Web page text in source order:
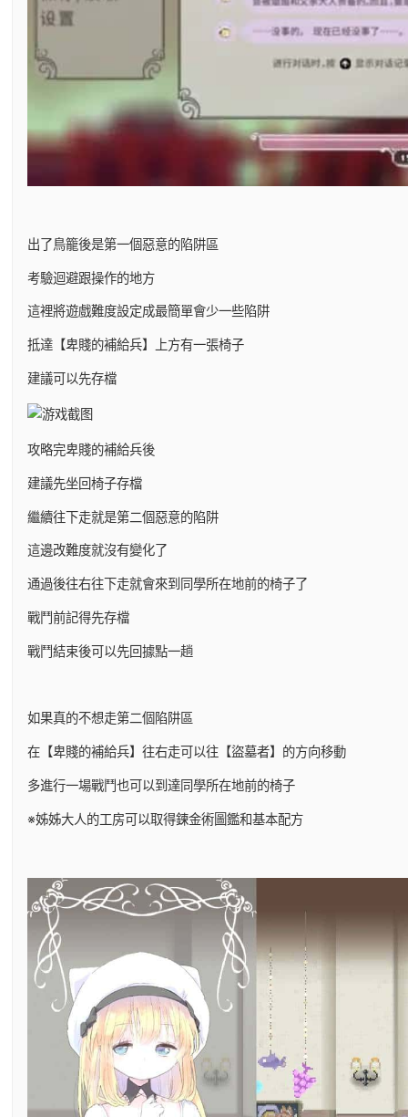
出了鳥籠後是第一個惡意的陷阱區
考驗迴避跟操作的地方
這裡將遊戲難度設定成最簡單會少一些陷阱
抵達【卑賤的補給兵】上方有一張椅子
建議可以先存檔
攻略完卑賤的補給兵後
建議先坐回椅子存檔
繼續往下走就是第二個惡意的陷阱
這邊改難度就沒有變化了
通過後往右往下走就會來到同學所在地前的椅子了
戰鬥前記得先存檔
戰鬥結束後可以先回據點一趟
如果真的不想走第二個陷阱區
在【卑賤的補給兵】往右走可以往【盜墓者】的方向移動
多進行一場戰鬥也可以到達同學所在地前的椅子
※姊姊大人的工房可以取得鍊金術圖鑑和基本配方